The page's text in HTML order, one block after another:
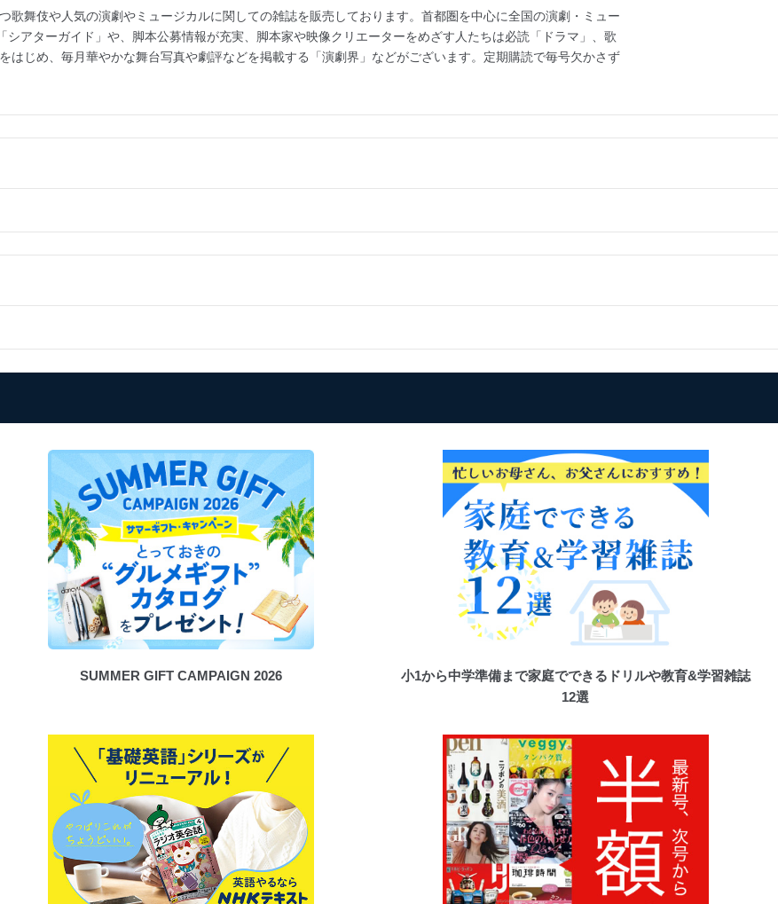
歌舞伎や人気の演劇やミュージカルに関しての雑誌を販売しております。首都圏を中心に全国の演劇・ミュー
アターガイド」や、脚本公募情報が充実、脚本家や映像クリエーターをめざす人たちは必読「ドラマ」、歌
はじめ、毎月華やかな舞台写真や劇評などを掲載する「演劇界」などがございます。定期購読で毎号欠かさず
SUMMER GIFT CAMPAIGN 2026
小1から中学準備まで家庭でできるドリルや教育&学習雑誌
12選